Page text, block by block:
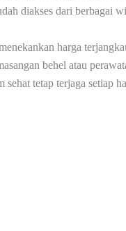
diakses dari berbagai
harga
behel atau
sehat tetap terjaga setiap